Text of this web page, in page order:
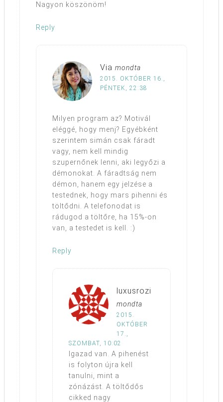
Nagyon köszönöm!
Reply
Via mondta
2015. OKTÓBER 16.,
PÉNTEK, 22:38
Milyen program az? Motivál
eléggé, hogy menj? Egyébként
szerintem simán csak fáradt
vagy, nem kell mindig
szupernőnek lenni, aki legyőzi a
démonokat. A fáradtság nem
démon, hanem egy jelzése a
testednek, hogy mars pihenni és
töltődni. A telefonodat is
rádugod a töltőre, ha 15%-on
van, a testedet is kell. :)
Reply
luxusrozi
mondta
2015.
OKTÓBER
17.,
SZOMBAT, 10:02
Igazad van. A pihenést
is folyton újra kell
tanulni, mint a
zónázást. A töltődős
cikked nagy